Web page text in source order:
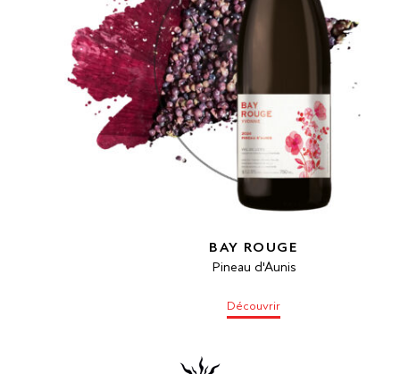
BAY ROUGE
Pineau d'Aunis
Découvrir